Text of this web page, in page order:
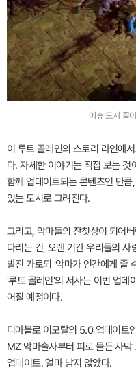
어휴 도시 꼴
이 루트 골레인의 스토리 라인에
다. 자세한 이야기는 직접 보는
함께 업데이트되는 콘텐츠인 만
있는 도시로 그려진다.
그리고, 악마들의 잔칫상이 되어
다리는 건, 오랜 기간 우리들의 사
발진 가로되 '악마가 인간에게 줄
'루트 골레인'의 서사는 이번 업데
어질 예정이다.
디아블로 이모탈의 5.0 업데이트
MZ 악마술사부터 피로 물든 사막
업데이트. 얼마 남지 않았다.